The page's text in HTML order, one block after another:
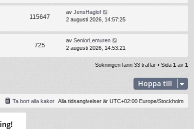
115647
av JensHaglof
2 augusti 2026, 14:57:25
725
av SeniorLemuren
2 augusti 2026, 14:53:21
Sökningen fann 33 träffar • Sida 1 av 1
Hoppa till
Alla tidsangivelser är UTC+02:00 Europe/Stockholm
Ta bort alla kakor